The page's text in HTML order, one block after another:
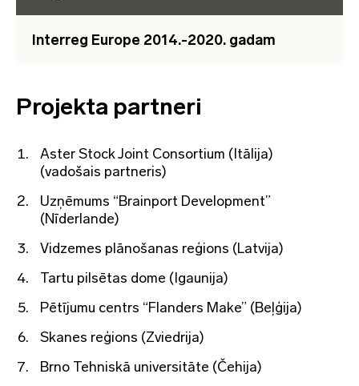
Interreg Europe 2014.-2020. gadam
Projekta partneri
Aster Stock Joint Consortium (Itālija)
(vadošais partneris)
Uzņēmums “Brainport Development”
(Nīderlande)
Vidzemes plānošanas reģions (Latvija)
Tartu pilsētas dome (Igaunija)
Pētījumu centrs “Flanders Make” (Beļģija)
Skanes reģions (Zviedrija)
Brno Tehniskā universitāte (Čehija)